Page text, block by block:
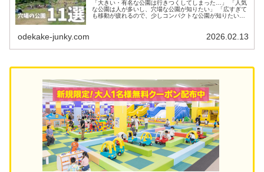
「大きい・有名な公園は行きつくしてしまった…」 「人気
な公園は人が多いし、穴場な公園が知りたい」 「広すぎて
も移動が疲れるので、少しコンパクトな公園が知りたい」
odekake-junky.com 2026.02.13